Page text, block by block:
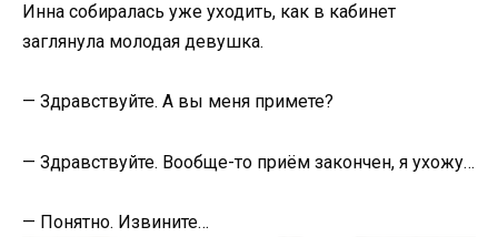
Инна собиралась уже уходить, как в кабинет
заглянула молодая девушка.
— Здравствуйте. А вы меня примете?
— Здравствуйте. Вообще-то приём закончен, я ухожу…
— Понятно. Извините…